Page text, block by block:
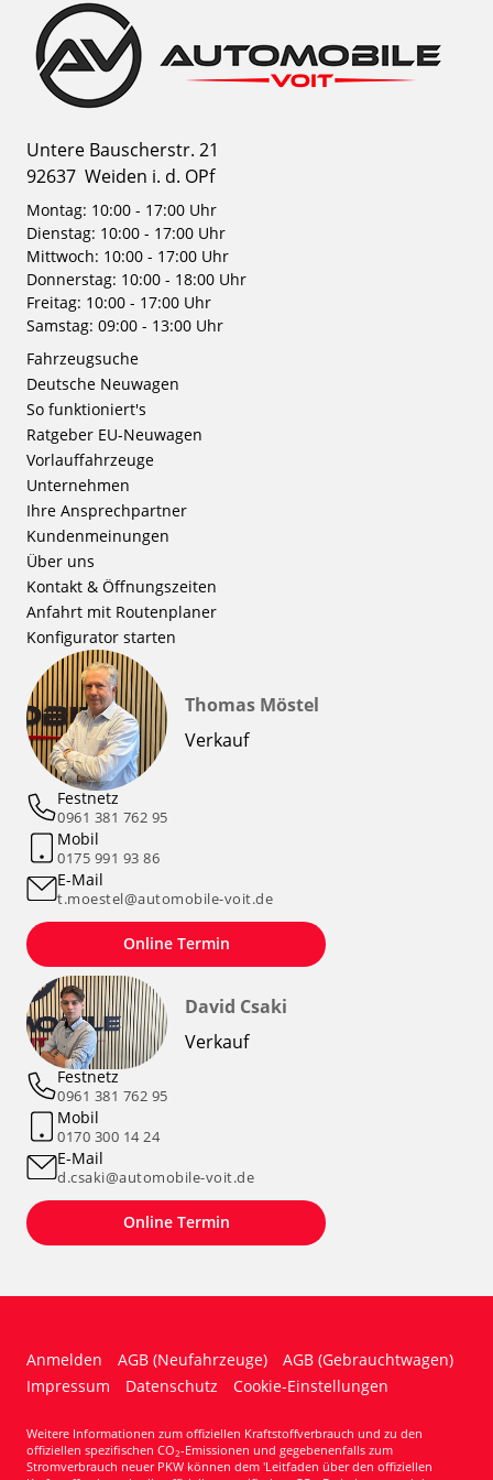
Untere Bauscherstr. 21
92637 Weiden i. d. OPf
Montag: 10:00 - 17:00 Uhr
Dienstag: 10:00 - 17:00 Uhr
Mittwoch: 10:00 - 17:00 Uhr
Donnerstag: 10:00 - 18:00 Uhr
Freitag: 10:00 - 17:00 Uhr
Samstag: 09:00 - 13:00 Uhr
Fahrzeugsuche
Deutsche Neuwagen
So funktioniert's
Ratgeber EU-Neuwagen
Vorlauffahrzeuge
Unternehmen
Ihre Ansprechpartner
Kundenmeinungen
Über uns
Kontakt & Öffnungszeiten
Anfahrt mit Routenplaner
Konfigurator starten
Thomas Möstel
Verkauf
Festnetz
0961 381 762 95
Mobil
0175 991 93 86
E-Mail
t.moestel@automobile-voit.de
Online Termin
David Csaki
Verkauf
Festnetz
0961 381 762 95
Mobil
0170 300 14 24
E-Mail
d.csaki@automobile-voit.de
Online Termin
Anmelden AGB (Neufahrzeuge)
AGB (Gebrauchtwagen)
Impressum
Datenschutz Cookie-Einstellungen
Weitere Informationen zum offiziellen Kraftstoffverbrauch und zu den
offiziellen spezifischen CO2-Emissionen und gegebenenfalls zum
Stromverbrauch neuer PKW können dem 'Leitfaden über den offiziellen